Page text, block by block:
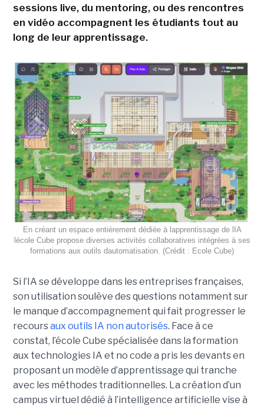
sessions live, du mentoring, ou des rencontres
en vidéo accompagnent les étudiants tout au
long de leur apprentissage.
En créant un espace entièrement dédiée à lapprentissage de lIA
lécole Cube propose diverses activités collaboratives intégrées à ses
formations aux outils dautomatisation. (Crédit : Ecole Cube)
Si l’IA se développe dans les entreprises françaises,
son utilisation soulève des questions notamment sur
le manque d’accompagnement qui fait progresser le
recoursaux outils IA non autorisés. Face à ce
constat, l’école Cube spécialisée dans la formation
aux technologies IA et no code a pris les devants en
proposant un modèle d’apprentissage qui tranche
avec les méthodes traditionnelles. La création d’un
campus virtuel dédié à l’intelligence artificielle vise à